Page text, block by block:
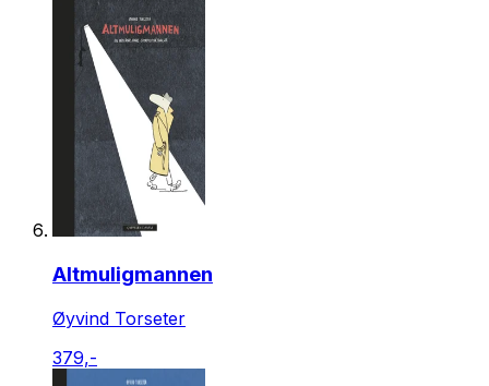
Altmuligmannen
Øyvind Torseter
379,-